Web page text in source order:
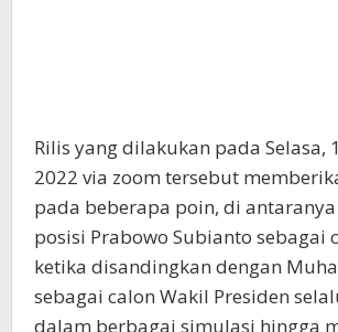
Rilis yang dilakukan pada Selasa,
2022 via zoom tersebut
pada beberapa poin, di
posisi Prabowo Subianto sebagai
ketika disandingkan dengan
sebagai calon Wakil Presiden
dalam berbagai simulasi hingga